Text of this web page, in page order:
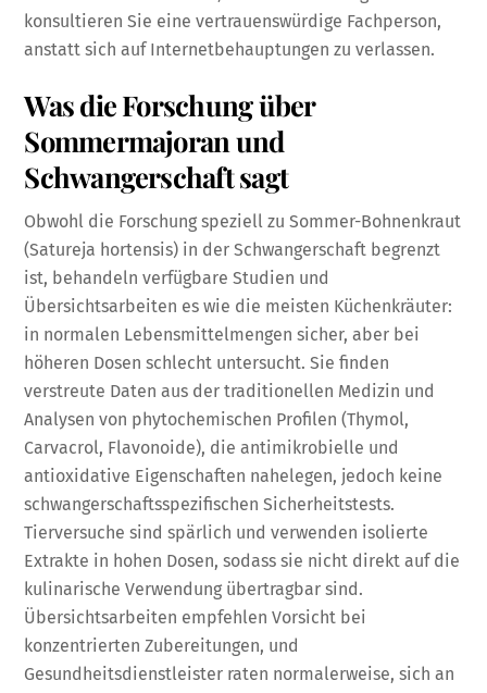
konsultieren Sie eine vertrauenswürdige Fachperson,
anstatt sich auf Internetbehauptungen zu verlassen.
Was die Forschung über
Sommermajoran und
Schwangerschaft sagt
Obwohl die Forschung speziell zu Sommer-Bohnenkraut
(Satureja hortensis) in der Schwangerschaft begrenzt
ist, behandeln verfügbare Studien und
Übersichtsarbeiten es wie die meisten Küchenkräuter:
in normalen Lebensmittelmengen sicher, aber bei
höheren Dosen schlecht untersucht. Sie finden
verstreute Daten aus der traditionellen Medizin und
Analysen von phytochemischen Profilen (Thymol,
Carvacrol, Flavonoide), die antimikrobielle und
antioxidative Eigenschaften nahelegen, jedoch keine
schwangerschaftsspezifischen Sicherheitstests.
Tierversuche sind spärlich und verwenden isolierte
Extrakte in hohen Dosen, sodass sie nicht direkt auf die
kulinarische Verwendung übertragbar sind.
Übersichtsarbeiten empfehlen Vorsicht bei
konzentrierten Zubereitungen, und
Gesundheitsdienstleister raten normalerweise, sich an